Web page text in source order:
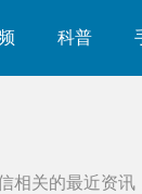
科普
相关的最近资讯